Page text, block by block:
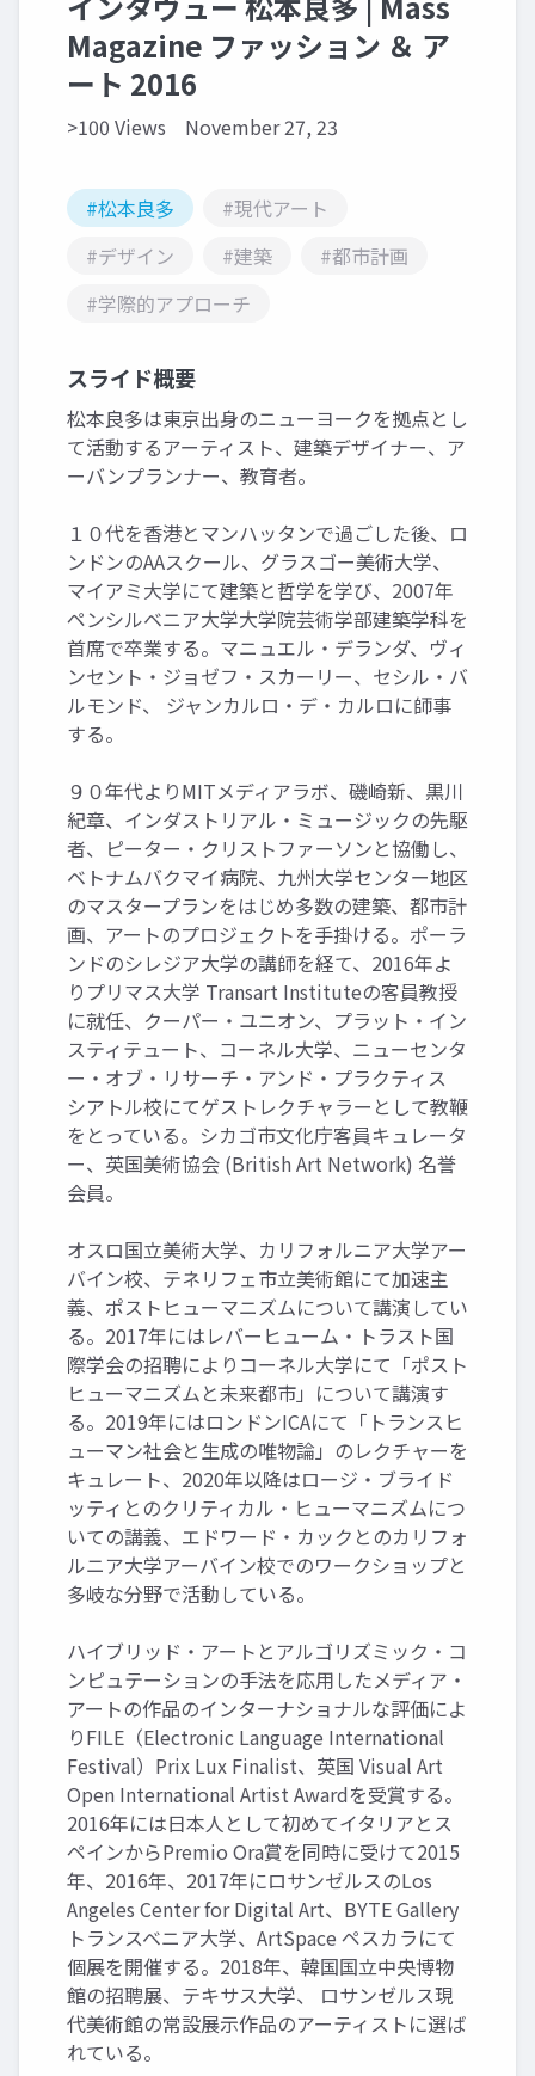
Magazine ファッション ＆ ア
ート 2016
>100 Views November 27, 23
#松本良多
#現代アート
#デザイン
#建築
#都市計画
#学際的アプローチ
スライド概要
松本良多は東京出身のニューヨークを拠点とし
て活動するアーティスト、建築デザイナー、ア
ーバンプランナー、教育者。
１０代を香港とマンハッタンで過ごした後、ロ
ンドンのAAスクール、グラスゴー美術大学、
マイアミ大学にて建築と哲学を学び、2007年
ペンシルベニア大学大学院芸術学部建築学科を
首席で卒業する。マニュエル・デランダ、ヴィ
ンセント・ジョゼフ・スカーリー、セシル・バ
ルモンド、 ジャンカルロ・デ・カルロに師事
する。
９０年代よりMITメディアラボ、磯崎新、黒川
紀章、インダストリアル・ミュージックの先駆
者、ピーター・クリストファーソンと協働し、
ベトナムバクマイ病院、九州大学センター地区
のマスタープランをはじめ多数の建築、都市計
画、アートのプロジェクトを手掛ける。ポーラ
ンドのシレジア大学の講師を経て、2016年よ
りプリマス大学 Transart Instituteの客員教授
に就任、クーパー・ユニオン、プラット・イン
スティテュート、コーネル大学、ニューセンタ
ー・オブ・リサーチ・アンド・プラクティス
シアトル校にてゲストレクチャラーとして教鞭
をとっている。シカゴ市文化庁客員キュレータ
ー、英国美術協会 (British Art Network) 名誉
会員。
オスロ国立美術大学、カリフォルニア大学アー
バイン校、テネリフェ市立美術館にて加速主
義、ポストヒューマニズムについて講演してい
る。2017年にはレバーヒューム・トラスト国
際学会の招聘によりコーネル大学にて「ポスト
ヒューマニズムと未来都市」について講演す
る。2019年にはロンドンICAにて「トランスヒ
ューマン社会と生成の唯物論」のレクチャーを
キュレート、2020年以降はロージ・ブライド
ッティとのクリティカル・ヒューマニズムにつ
いての講義、エドワード・カックとのカリフォ
ルニア大学アーバイン校でのワークショップと
多岐な分野で活動している。
ハイブリッド・アートとアルゴリズミック・コ
ンピュテーションの手法を応用したメディア・
アートの作品のインターナショナルな評価によ
りFILE（Electronic Language International
Festival）Prix Lux Finalist、英国 Visual Art
Open International Artist Awardを受賞する。
2016年には日本人として初めてイタリアとス
ペインからPremio Ora賞を同時に受けて2015
年、2016年、2017年にロサンゼルスのLos
Angeles Center for Digital Art、BYTE Gallery
トランスベニア大学、ArtSpace ペスカラにて
個展を開催する。2018年、韓国国立中央博物
館の招聘展、テキサス大学、 ロサンゼルス現
代美術館の常設展示作品のアーティストに選ば
れている。